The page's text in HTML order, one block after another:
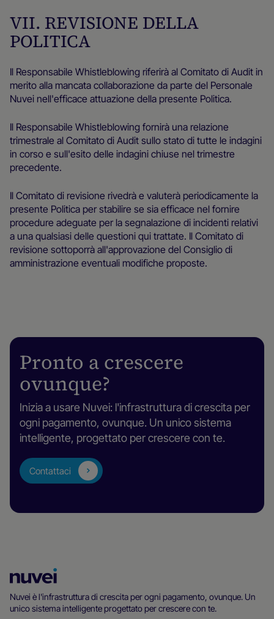
VII. REVISIONE DELLA
POLITICA
Il Responsabile Whistleblowing riferirà al Comitato di Audit in
merito alla mancata collaborazione da parte del Personale
Nuvei nell'efficace attuazione della presente Politica.
Il Responsabile Whistleblowing fornirà una relazione
trimestrale al Comitato di Audit sullo stato di tutte le indagini
in corso e sull'esito delle indagini chiuse nel trimestre
precedente.
Il Comitato di revisione rivedrà e valuterà periodicamente la
presente Politica per stabilire se sia efficace nel fornire
procedure adeguate per la segnalazione di incidenti relativi
a una qualsiasi delle questioni qui trattate. Il Comitato di
revisione sottoporrà all'approvazione del Consiglio di
amministrazione eventuali modifiche proposte.
Pronto a crescere
ovunque?
Inizia a usare Nuvei: l'infrastruttura di crescita per
ogni pagamento, ovunque. Un unico sistema
intelligente, progettato per crescere con te.
Contattaci
di
Nuvei
Nuvei è l'infrastruttura di crescita per ogni pagamento, ovunque. Un
unico sistema intelligente progettato per crescere con te.